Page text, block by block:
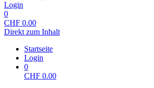
Login
0
CHF 0.00
Direkt zum Inhalt
Startseite
Login
0
CHF 0.00